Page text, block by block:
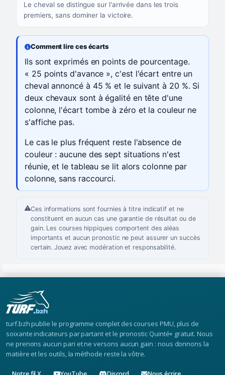
Le cheval se distingue sur l'arrivée dans les trois
premiers, sans dominer la victoire.
Comment lire ces écarts
Ils sont exprimés en points de pourcentage.
« 25 points d'avance », c'est l'écart entre un
cheval annoncé à 45 % et le suivant à 20 %. Si
deux chevaux sont à égalité en tête d'une
colonne, l'écart tombe à zéro et la couleur ne
s'affiche pas.
Le cas le plus fréquent reste l'absence de
couleur : aucune des sept situations n'est
réunie, et le tableau se lit alors colonne par
colonne, sans raccourci.
Ces informations sont fournies à titre indicatif et ne
constituent en aucun cas une garantie de résultat ou de
gain. Les courses hippiques comportent des aléas
importants et aucun pronostic ne peut assurer un succès
certain. Jouez avec modération et responsabilité.
turf.bzh publie le programme complet des courses PMU, plus de
soixante indicateurs par partant et le pronostic Quinté+ gratuit. Nous
ne prenons aucun pari et ne versons aucun gain : nous donnons la
matière et les outils, la méthode reste la vôtre.